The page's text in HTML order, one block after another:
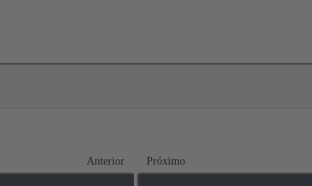
Anterior Próximo